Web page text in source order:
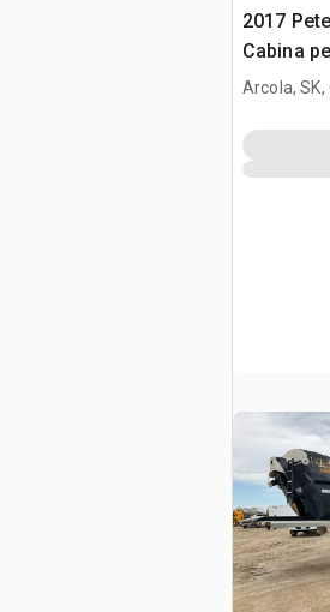
2017
Cabina
Arcola, SK,